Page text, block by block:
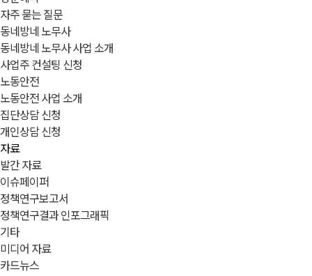
자주 묻는 질문
동네방네 노무사
동네방네 노무사 사업 소개
사업주 컨설팅 신청
노동안전
노동안전 사업 소개
집단상담 신청
개인상담 신청
자료
발간 자료
이슈페이퍼
정책연구보고서
정책연구결과 인포그래픽
기타
미디어 자료
카드뉴스